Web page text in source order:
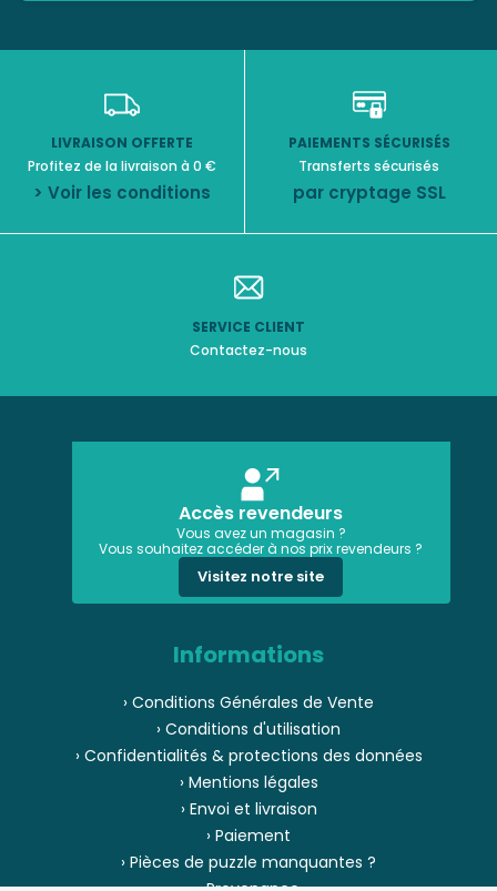
LIVRAISON OFFERTE
Profitez de la livraison à 0 €
> Voir les conditions
PAIEMENTS SÉCURISÉS
Transferts sécurisés
par cryptage SSL
SERVICE CLIENT
Contactez-nous
Accès revendeurs
Vous avez un magasin ?
Vous souhaitez accéder à nos prix revendeurs ?
Visitez notre site
Informations
› Conditions Générales de Vente
› Conditions d'utilisation
› Confidentialités & protections des données
› Mentions légales
› Envoi et livraison
› Paiement
› Pièces de puzzle manquantes ?